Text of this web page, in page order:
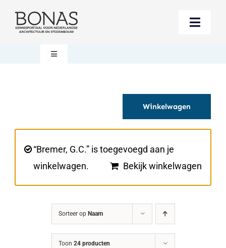
naar
Toggle
Berichten
Steun BONAS
Toggle
Winkelwagen
Winkelwagen
“Bremer, G.C.” is toegevoegd aan je
winkelwagen.
Bekijk winkelwagen
Sorteer op Naam
Toon 24 producten